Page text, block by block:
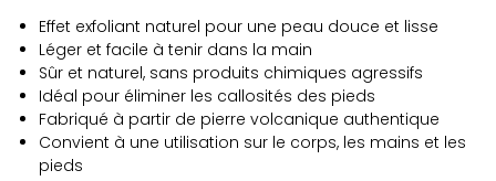
Effet exfoliant naturel pour une peau douce et lisse
Léger et facile à tenir dans la main
Sûr et naturel, sans produits chimiques agressifs
Idéal pour éliminer les callosités des pieds
Fabriqué à partir de pierre volcanique authentique
Convient à une utilisation sur le corps, les mains et les
pieds